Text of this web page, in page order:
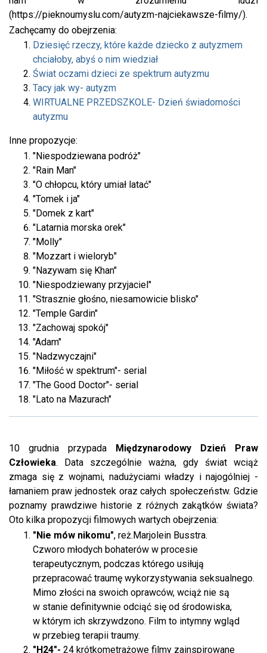
(https://pieknoumyslu.com/autyzm-najciekawsze-filmy/).
Zachęcamy do obejrzenia:
Dziesięć rzeczy, które każde dziecko z autyzmem
chciałoby, abyś o nim wiedział
Świat oczami dzieci ze spektrum autyzmu
Tacy jak wy- autyzm
WIRTUALNE PRZEDSZKOLE- Dzień świadomości
autyzmu
Inne propozycje:
"Niespodziewana podróż"
"Rain Man"
"O chłopcu, który umiał latać"
"Tomek i ja"
"Domek z kart"
"Latarnia morska orek"
"Molly"
"Mozzart i wieloryb"
"Nazywam się Khan"
"Niespodziewany przyjaciel"
"Strasznie głośno, niesamowicie blisko"
"Temple Gardin"
"Zachowaj spokój"
"Adam"
"Nadzwyczajni"
"Miłość w spektrum"- serial
"The Good Doctor"- serial
"Lato na Mazurach"
10 grudnia przypada
Międzynarodowy Dzień Praw
Człowieka. Data szczególnie ważna, gdy świat wciąż
zmaga się z wojnami, nadużyciami władzy i najogólniej -
łamaniem praw jednostek oraz całych społeczeństw. Gdzie
poznamy prawdziwe historie z różnych zakątków świata?
Oto kilka propozycji filmowych wartych obejrzenia:
"Nie mów nikomu", reż.Marjolein Busstra.
Czworo młodych bohaterów w procesie
terapeutycznym, podczas którego usiłują
przepracować traumę wykorzystywania seksualnego.
Mimo złości na swoich oprawców, wciąż nie są
w stanie definitywnie odciąć się od środowiska,
w którym ich skrzywdzono. Film to intymny wgląd
w przebieg terapii traumy.
"H24"- 24 krótkometrażowe filmy zainspirowane